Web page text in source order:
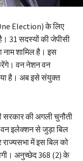
Election) के लिए
31 सदस्यों की जेपीसी
नाम शामिल है। इस
वन नेशन वन
है। अब इसे संयुक्त
सरकार की अगली चुनौती
इलेक्शन से जुड़ा बिल
में इस बिल को
अनुच्छेद 368 (2) के